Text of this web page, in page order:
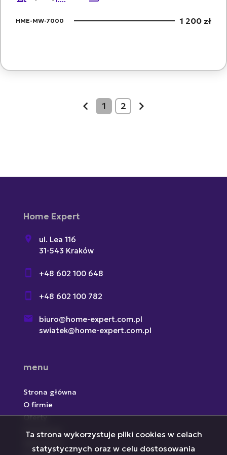
HME-MW-7000 1 200 zł
prev
1 2
next
Home Expert
ul. Lea 116
31-543 Kraków
+48 602 100 648
+48 602 100 782
biuro@home-expert.com.pl
swiatek@home-expert.com.pl
menu
Strona główna
O firmie
Oferty
Inwestycje
Ta strona wykorzystuje pliki cookies w celach
statystycznych oraz w celu dostosowania